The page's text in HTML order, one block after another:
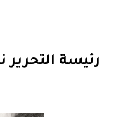
رئيسة